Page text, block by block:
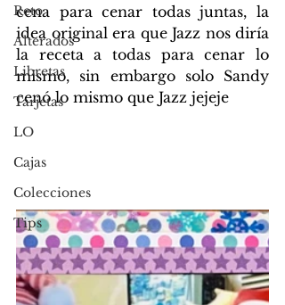
Reto
Alterados
Libretas
Tarjetas
LO
Cajas
Colecciones
Tips
cena para cenar todas juntas, la
idea original era que Jazz nos diría
la receta a todas para cenar lo
mismo, sin embargo solo Sandy
cenó lo mismo que Jazz jejeje